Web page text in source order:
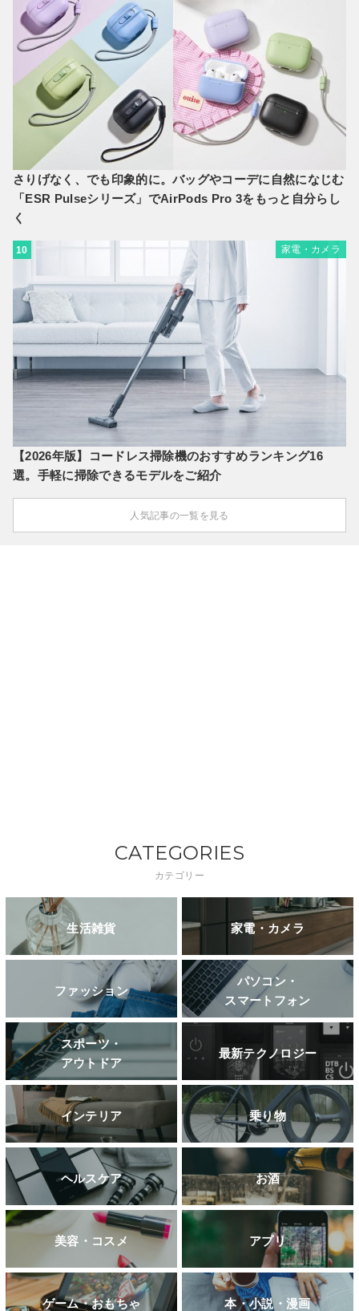
さりげなく、でも印象的に。バッグやコーデに自然になじむ
「ESR Pulseシリーズ」でAirPods Pro 3をもっと自分らし
く
10 家電・カメラ
【2026年版】コードレス掃除機のおすすめランキング16
選。手軽に掃除できるモデルをご紹介
人気記事の一覧を見る
CATEGORIES
カテゴリー
生活雑貨 家電・カメラ
ファッション
パソコン・
スマートフォン
スポーツ・
アウトドア
最新テクノロジー
インテリア 乗り物
ヘルスケア お酒
美容・コスメ アプリ
ゲーム・おもちゃ 本・小説・漫画